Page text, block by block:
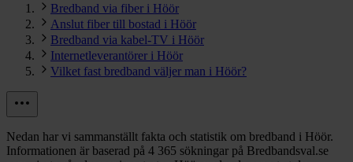
Bredband via fiber i Höör
Anslut fiber till bostad i Höör
Bredband via kabel-TV i Höör
Internetleverantörer i Höör
Vilket fast bredband väljer man i Höör?
Nedan har vi sammanställt fakta och statistik om bredband i Höör.
Informationen är baserad på 4 365 sökningar på Bredbandsval.se